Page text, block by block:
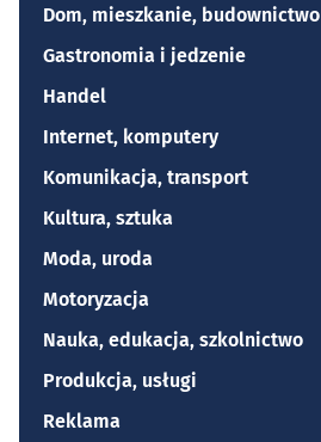
Dom, mieszkanie, budownictwo
Gastronomia i jedzenie
Handel
Internet, komputery
Komunikacja, transport
Kultura, sztuka
Moda, uroda
Motoryzacja
Nauka, edukacja, szkolnictwo
Produkcja, usługi
Reklama